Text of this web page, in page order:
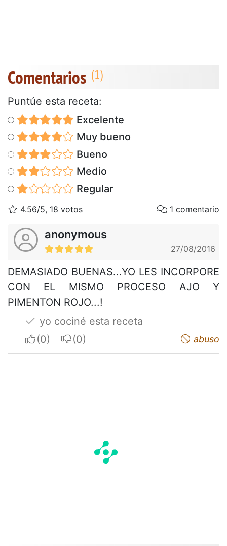
Comentarios
Puntúe esta receta:
Excelente
Muy bueno
Bueno
Medio
Regular
4.56/5, 18 votos 1 comentario
anonymous
27/08/2016
DEMASIADO BUENAS...YO LES INCORPORE
CON EL MISMO PROCESO AJO Y
PIMENTON ROJO...!
yo cociné esta receta
I apreciateI do not appreciate abuso